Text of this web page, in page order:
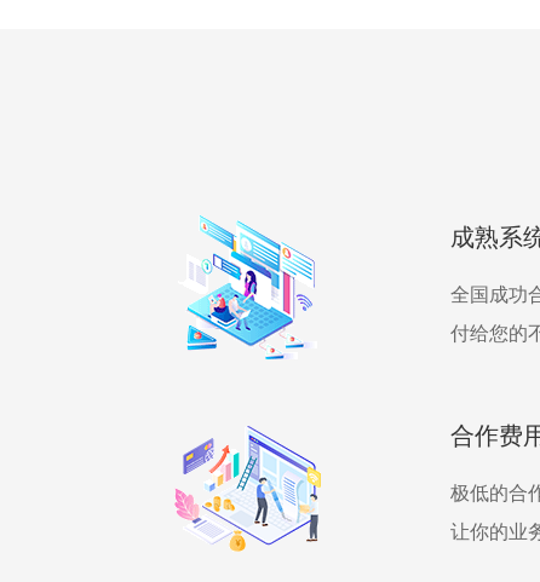
成熟系
全国成功
付给您的
合作费
极低的合
让你的业